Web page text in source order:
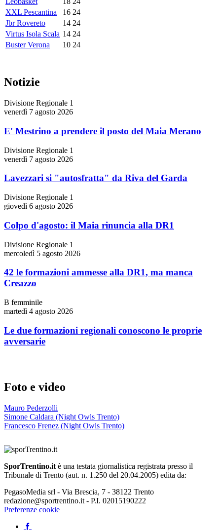
XXL Pescantina
16 24
Jbr Rovereto
14 24
Virtus Isola Scala 14 24
Buster Verona
10 24
Notizie
Divisione Regionale 1
venerdì 7 agosto 2026
E' Mestrino a prendere il posto del Maia Merano
Divisione Regionale 1
venerdì 7 agosto 2026
Lavezzari si "autosfratta" da Riva del Garda
Divisione Regionale 1
giovedì 6 agosto 2026
Colpo d'agosto: il Maia rinuncia alla DR1
Divisione Regionale 1
mercoledì 5 agosto 2026
42 le formazioni ammesse alla DR1, ma manca
Creazzo
B femminile
martedì 4 agosto 2026
Le due formazioni regionali conoscono le proprie
avversarie
Foto e video
Mauro Pederzolli
Simone Caldara (Night Owls Trento)
Francesco Frenez (Night Owls Trento)
SporTrentino.it è una testata giornalistica registrata presso il
Tribunale di Trento (aut. n. 1.250 del 20.04.2005) edita da:
PegasoMedia srl - Via Brescia, 7 - 38122 Trento
redazione@sportrentino.it - P.I. 02015190222
Preferenze cookie